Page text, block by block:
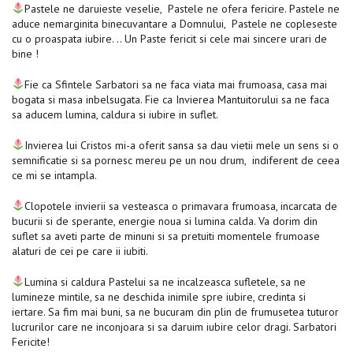
Pastele ne daruieste veselie, Pastele ne ofera fericire. Pastele ne
aduce nemarginita binecuvantare a Domnului, Pastele ne copleseste
cu o proaspata iubire. .. Un Paste fericit si cele mai sincere urari de
bine !
Fie ca Sfintele Sarbatori sa ne faca viata mai frumoasa, casa mai
bogata si masa inbelsugata. Fie ca Invierea Mantuitorului sa ne faca
sa aducem lumina, caldura si iubire in suflet.
Invierea lui Cristos mi-a oferit sansa sa dau vietii mele un sens si o
semnificatie si sa pornesc mereu pe un nou drum, indiferent de ceea
ce mi se intampla.
Clopotele invierii sa vesteasca o primavara frumoasa, incarcata de
bucurii si de sperante, energie noua si lumina calda. Va dorim din
suflet sa aveti parte de minuni si sa pretuiti momentele frumoase
alaturi de cei pe care ii iubiti.
Lumina si caldura Pastelui sa ne incalzeasca sufletele, sa ne
lumineze mintile, sa ne deschida inimile spre iubire, credinta si
iertare. Sa fim mai buni, sa ne bucuram din plin de frumusetea tuturor
lucrurilor care ne inconjoara si sa daruim iubire celor dragi. Sarbatori
Fericite!